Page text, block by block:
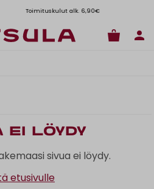
Toimituskulut alk. 6,90€
ei löydy
sivua ei löydy.
etusivulle